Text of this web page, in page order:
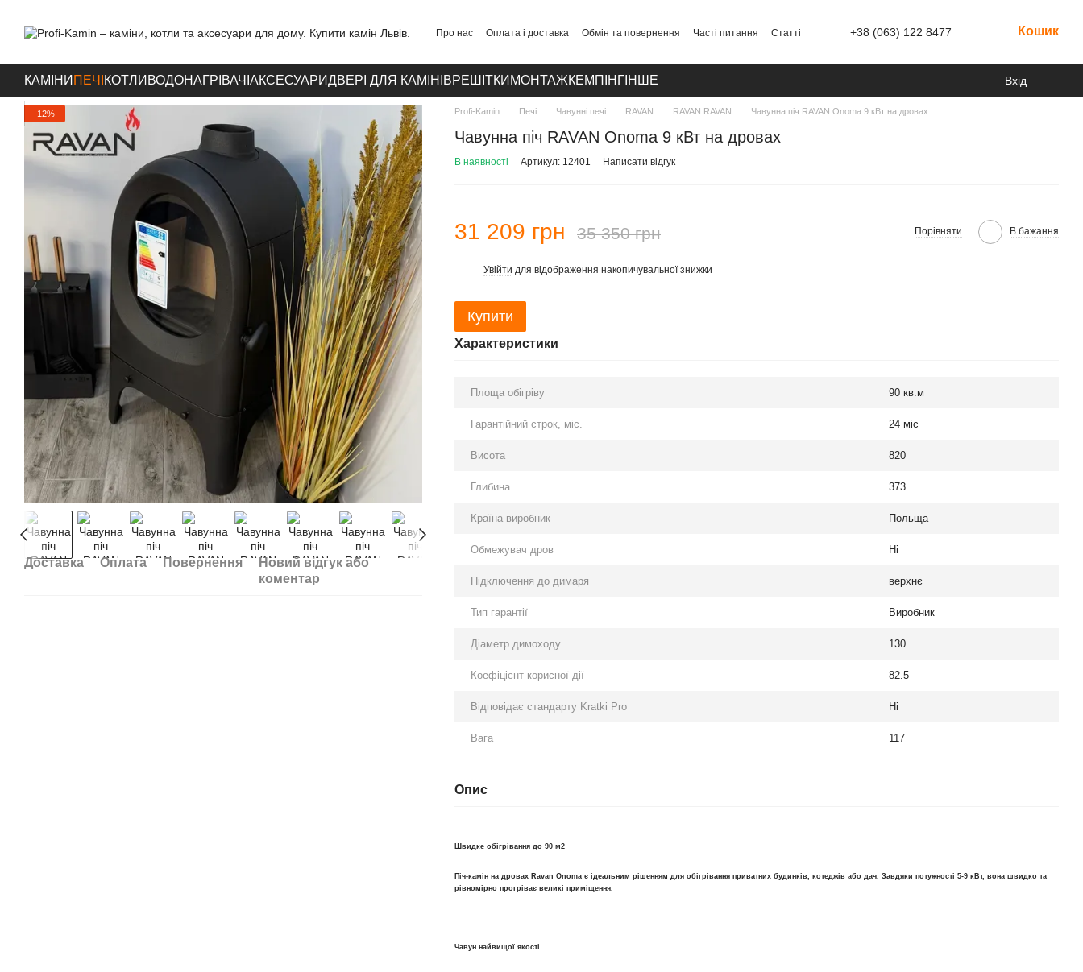
Про нас Оплата і доставка Обмін та повернення Часті питання
Статті
+38 (063) 122 8477 Кошик
КАМІНИ ПЕЧІ КОТЛИ ВОДОНАГРІВАЧІ АКСЕСУАРИДВЕРІ ДЛЯ КАМІНІВРЕШІТКИ МОНТАЖКЕМПІНГ ІНШЕ Вхід
−12%
Доставка Оплата Повернення
Новий відгук або
коментар
Profi-Kamin Печі Чавунні печі RAVAN RAVAN RAVAN Чавунна піч RAVAN Onoma 9 кВт на дровах
Чавунна піч RAVAN Onoma 9 кВт на дровах
В наявності Артикул: 12401 Написати відгук
31 209 грн 35 350 грн Порівняти В бажання
Увійти для відображення накопичувальної знижки
Купити
Характеристики
Площа обігріву 90 кв.м
Гарантійний строк, міс. 24 міс
Висота 820
Глибина 373
Країна виробник Польща
Обмежувач дров Ні
Підключення до димаря верхнє
Тип гарантії Виробник
Діаметр димоходу 130
Коефіцієнт корисної дії 82.5
Відповідає стандарту Kratki Pro Ні
Вага 117
Опис
Швидке обігрівання до 90 м2
Піч-камін на дровах Ravan Onoma є ідеальним рішенням для обігрівання приватних будинків, котеджів або дач. Завдяки потужності 5-9 кВт, вона швидко та
рівномірно прогріває великі приміщення.
Чавун найвищої якості